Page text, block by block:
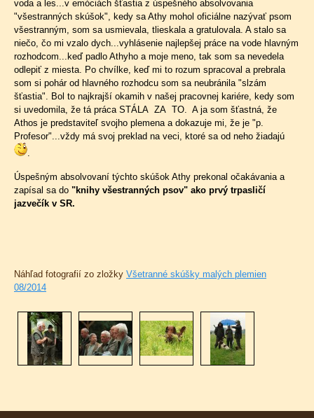
voda a les...v emóciách šťastia z úspešného absolvovania
"všestranných skúšok", kedy sa Athy mohol oficiálne nazývať psom
všestranným, som sa usmievala, tlieskala a gratulovala. A stalo sa
niečo, čo mi vzalo dych...vyhlásenie najlepšej práce na vode hlavným
rozhodcom...keď padlo Athyho a moje meno, tak som sa nevedela
odlepiť z miesta. Po chvílke, keď mi to rozum spracoval a prebrala
som si pohár od hlavného rozhodcu som sa neubránila "slzám
šťastia". Bol to najkrajší okamih v našej pracovnej kariére, kedy som
si uvedomila, že tá práca STÁLA ZA TO. A ja som šťastná, že
Athos je predstaviteľ svojho plemena a dokazuje mi, že je "p.
Profesor"...vždy má svoj preklad na veci, ktoré sa od neho žiadajú
.
Úspešným absolvovaní týchto skúšok Athy prekonal očakávania a
zapísal sa do "knihy všestranných psov" ako prvý trpasličí
jazvečík v SR.
Náhľad fotografií zo zložky Všetranné skúšky malých plemien
08/2014